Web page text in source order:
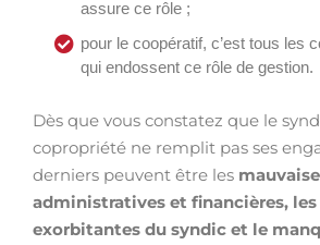
assure ce rôle ;
pour le coopératif, c’est tous les
qui endossent ce rôle de gestion.
Dès que vous constatez que le
copropriété ne remplit pas ses
derniers peuvent être les
administratives et financières,
exorbitantes du syndic et le